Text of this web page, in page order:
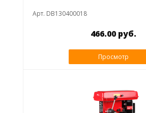
Арт. DB130400018
466.00 руб.
Просмотр